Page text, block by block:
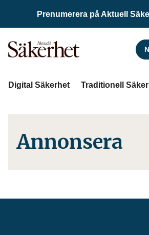
Prenumerera på Aktuell
Digital Säkerhet Traditionell
Annonsera